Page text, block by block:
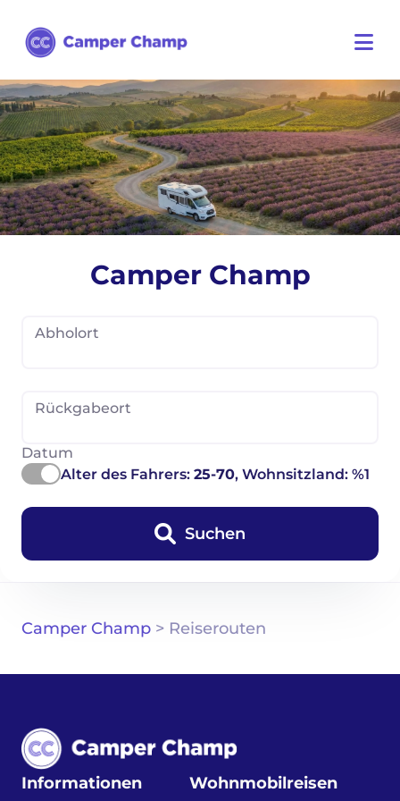
Camper Champ
Abholort
Rückgabeort
Datum
Alter des Fahrers: 25-70, Wohnsitzland: %1
Suchen
Camper Champ > Reiserouten
Informationen Wohnmobilreisen